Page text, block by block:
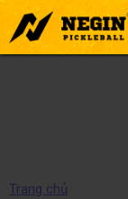
Trang chủ